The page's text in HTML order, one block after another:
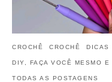
CROCHÊ CROCHÊ DICAS
DIY, FAÇA VOCÊ MESMO E
TODAS AS POSTAGENS